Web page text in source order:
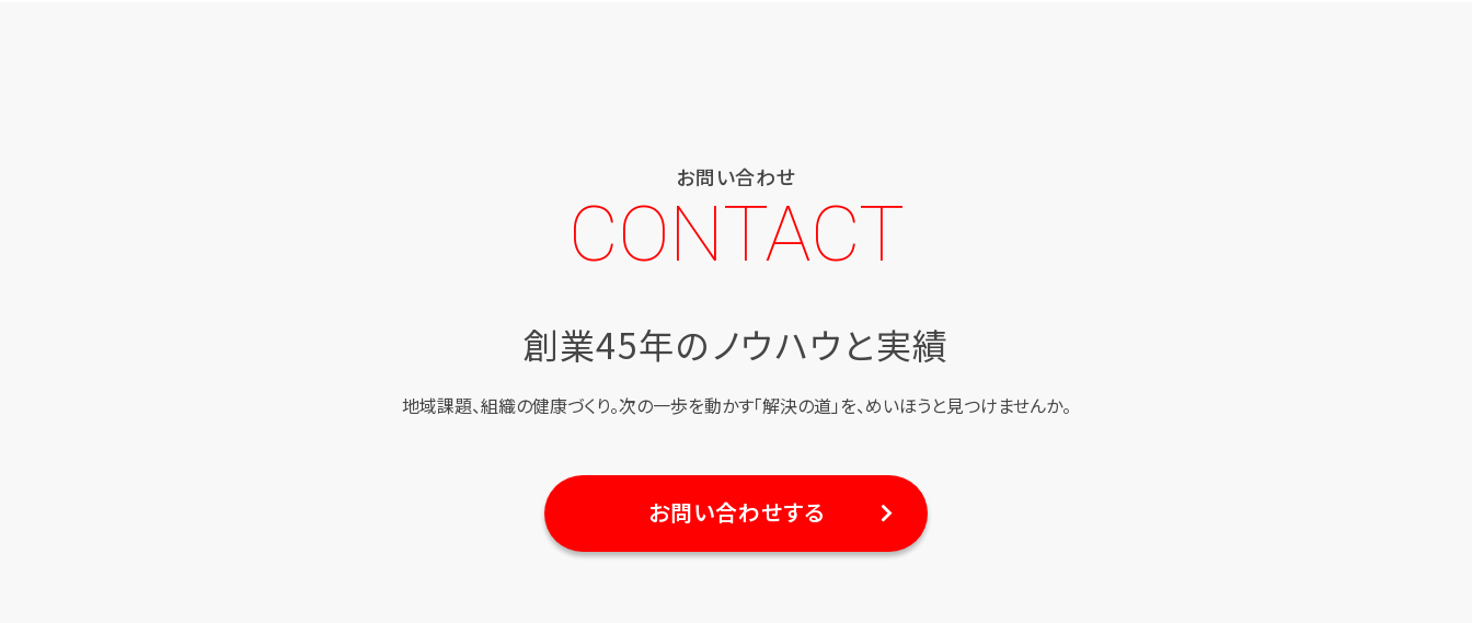
お問い合わせ
CONTACT
創業45年のノウハウと実績
地域課題、組織の健康づくり。次の一歩を動かす「解決の道」を、めいほうと見つけませんか。
お問い合わせする